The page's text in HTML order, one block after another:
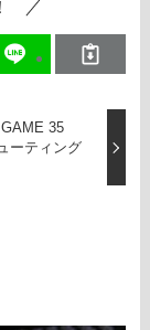
35
ーティング